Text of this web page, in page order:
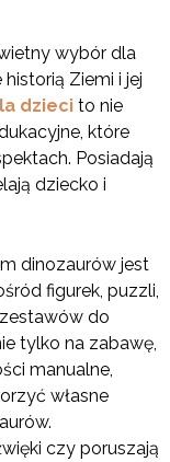
wybór dla
Ziemi i jej
dzieci to nie
które
Posiadają
dziecko i
dinozaurów jest
figurek, puzzli,
do
tylko na zabawę,
manualne,
własne
czy poruszają